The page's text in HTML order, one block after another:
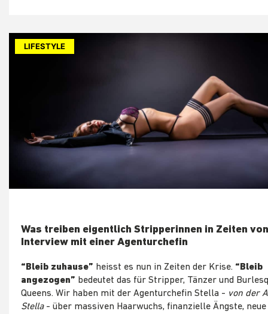
LIFESTYLE
Was treiben eigentlich Stripperinnen in Zeiten
Interview mit einer Agenturchefin
“Bleib zuhause” heisst es nun in Zeiten der Krise. “Bleib
angezogen” bedeutet das für Stripper, Tänzer und
Queens. Wir haben mit der Agenturchefin Stella - von der
Stella - über massiven Haarwuchs, finanzielle Ängste, neue